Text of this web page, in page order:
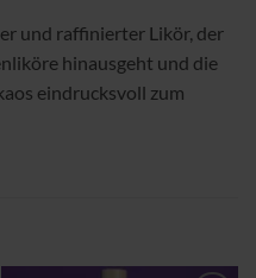
und raffinierter Likör, der
hinausgeht und die
eindrucksvoll zum